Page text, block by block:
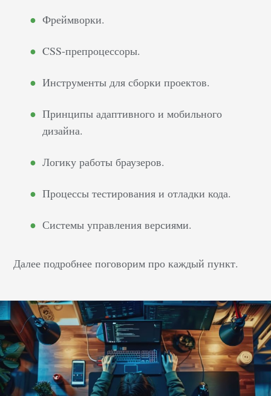
Фреймворки.
CSS-препроцессоры.
Инструменты для сборки проектов.
Принципы адаптивного и мобильного
дизайна.
Логику работы браузеров.
Процессы тестирования и отладки кода.
Системы управления версиями.
Далее подробнее поговорим про каждый пункт.